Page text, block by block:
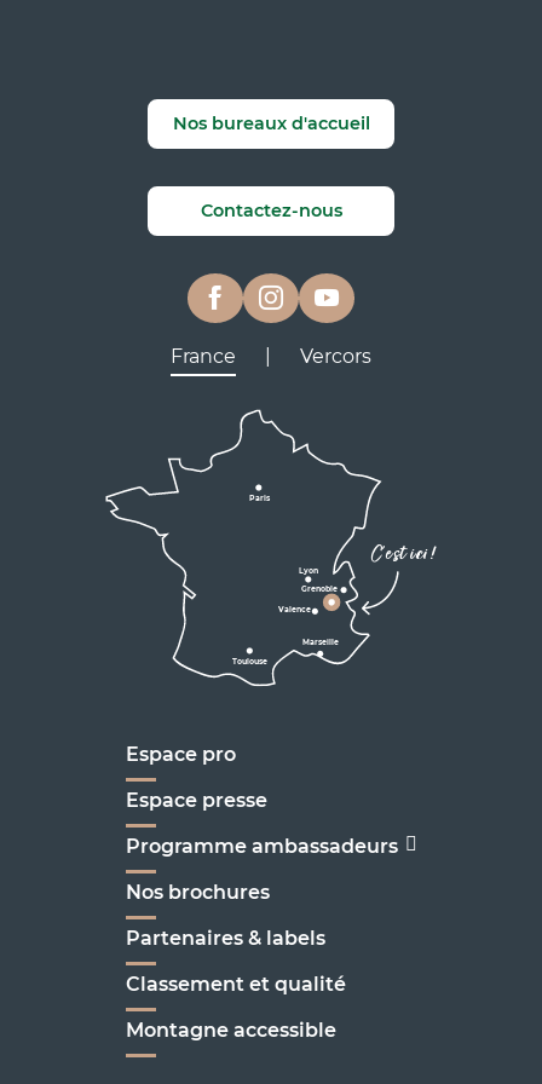
Nos bureaux d'accueil
Contactez-nous
France Vercors
C'est ici !
Paris
Toulouse
Marseille
Lyon
Valence
Grenoble
D1075
D531
Valence
Lyon
Marseille
Espace pro
Espace presse
Programme ambassadeurs
Nos brochures
Partenaires & labels
Classement et qualité
Montagne accessible